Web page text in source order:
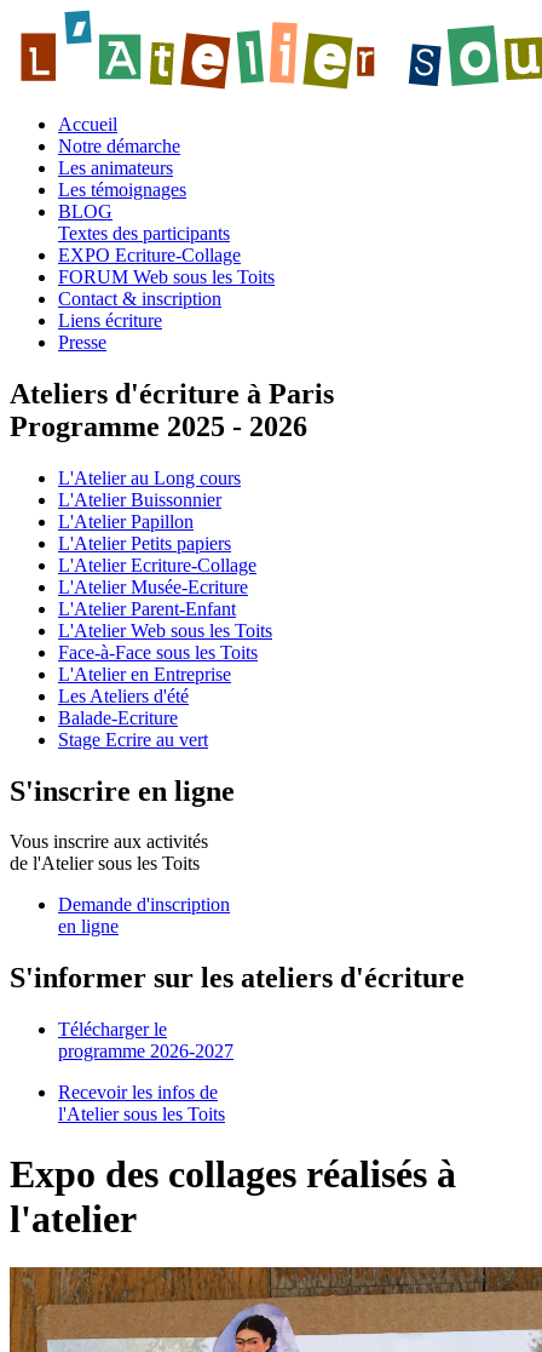
Accueil
Notre démarche
Les animateurs
Les témoignages
BLOG
Textes des participants
EXPO Ecriture-Collage
FORUM Web sous les Toits
Contact & inscription
Liens écriture
Presse
Ateliers d'écriture à Paris
Programme 2025 - 2026
L'Atelier au Long cours
L'Atelier Buissonnier
L'Atelier Papillon
L'Atelier Petits papiers
L'Atelier Ecriture-Collage
L'Atelier Musée-Ecriture
L'Atelier Parent-Enfant
L'Atelier Web sous les Toits
Face-à-Face sous les Toits
L'Atelier en Entreprise
Les Ateliers d'été
Balade-Ecriture
Stage Ecrire au vert
S'inscrire en ligne
Vous inscrire aux activités
de l'Atelier sous les Toits
Demande d'inscription
en ligne
S'informer sur les ateliers d'écriture
Télécharger le
programme 2026-2027
Recevoir les infos de
l'Atelier sous les Toits
Expo des collages réalisés à
l'atelier